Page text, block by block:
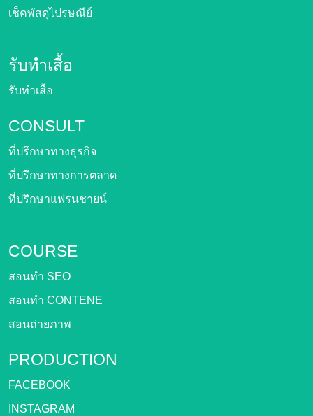
เช็คพัสดุไปรษณีย์
รับทำเสื้อ
รับทำเสื้อ
CONSULT
ที่ปรึกษาทางธุรกิจ
ที่ปรึกษาทางการตลาด
ที่ปรึกษาแฟรนชายน์
COURSE
สอนทำ SEO
สอนทำ CONTENE
สอนถ่ายภาพ
PRODUCTION
FACEBOOK
INSTAGRAM